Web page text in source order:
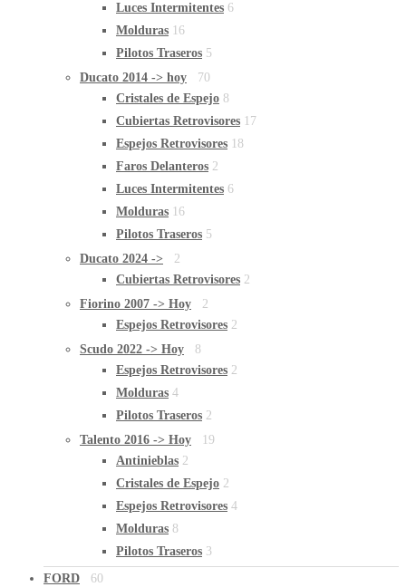
Luces Intermitentes 6
Molduras 16
Pilotos Traseros 5
Ducato 2014 -> hoy
70
Cristales de Espejo 8
Cubiertas Retrovisores 17
Espejos Retrovisores 18
Faros Delanteros 2
Luces Intermitentes 6
Molduras 16
Pilotos Traseros 5
Ducato 2024 ->
2
Cubiertas Retrovisores 2
Fiorino 2007 -> Hoy
2
Espejos Retrovisores 2
Scudo 2022 -> Hoy
8
Espejos Retrovisores 2
Molduras 4
Pilotos Traseros 2
Talento 2016 -> Hoy
19
Antinieblas 2
Cristales de Espejo 2
Espejos Retrovisores 4
Molduras 8
Pilotos Traseros 3
FORD
60